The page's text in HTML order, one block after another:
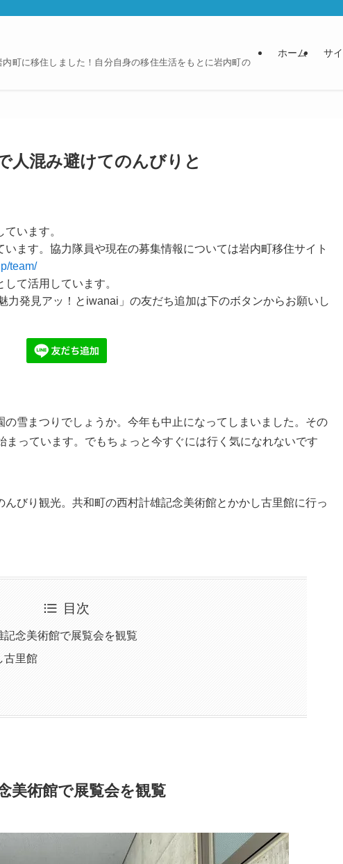
町に移住しました！自分自身の移住生活をもとに岩内町の
ホーム サ
人混み避けてのんびりと
います。
ます。協力隊員や現在の募集情報については岩内町移住サイト
team/
て活用しています。
力発見アッ！とiwanai」の友だち追加は下のボタンからお願いし
雪まつりでしょうか。今年も中止になってしまいました。その
っています。でもちょっと今すぐには行く気になれないです
びり観光。共和町の西村計雄記念美術館とかかし古里館に行っ
目次
念美術館で展覧会を観覧
古里館
美術館で展覧会を観覧